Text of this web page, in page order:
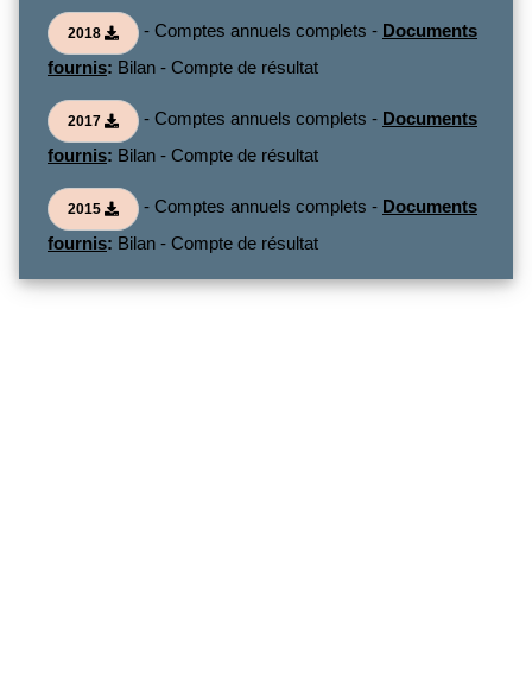
2018 - Comptes annuels complets - Documents
fournis: Bilan - Compte de résultat
2017 - Comptes annuels complets - Documents
fournis: Bilan - Compte de résultat
2015 - Comptes annuels complets - Documents
fournis: Bilan - Compte de résultat